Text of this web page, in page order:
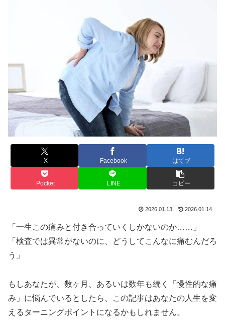
X Facebook はてブ
Pocket LINE コピー
2026.01.13 2026.01.14
「一生この痛みと付き合っていくしかないのか……」
「検査では異常がないのに、どうしてこんなに痛むんだろ
う」
もしあなたが、数ヶ月、あるいは数年も続く「慢性的な痛
み」に悩んでいるとしたら、この記事はあなたの人生を変
えるターニングポイントになるかもしれません。